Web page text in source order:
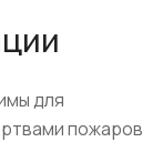
для
пожаров